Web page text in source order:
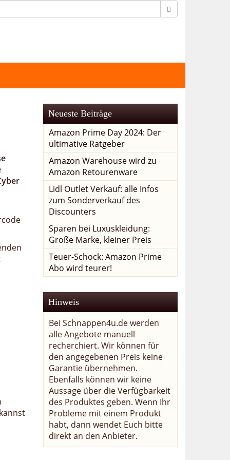
Neueste Beiträge
Amazon Prime Day 2024: Der
ultimative Ratgeber
Amazon Warehouse wird zu
Amazon Retourenware
Lidl Outlet Verkauf: alle Infos
zum Sonderverkauf des
Discounters
Sparen bei Luxuskleidung:
Große Marke, kleiner Preis
Teuer-Schock: Amazon Prime
Abo wird teurer!
Hinweis
Bei Schnappen4u.de werden
alle Angebote manuell
recherchiert. Wir können für
den angegebenen Preis keine
Garantie übernehmen.
Ebenfalls können wir keine
Aussage über die Verfügbarkeit
des Produktes geben. Wenn Ihr
Probleme mit einem Produkt
habt, dann wendet Euch bitte
direkt an den Anbieter.